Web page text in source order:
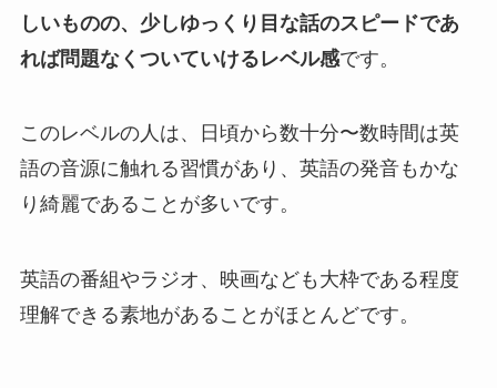
しいものの、少しゆっくり目な話のスピードであ
れば問題なくついていけるレベル感です。
このレベルの人は、日頃から数十分〜数時間は英
語の音源に触れる習慣があり、英語の発音もかな
り綺麗であることが多いです。
英語の番組やラジオ、映画なども大枠である程度
理解できる素地があることがほとんどです。